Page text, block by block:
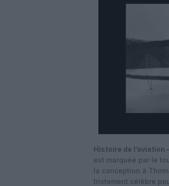
Histoire de l’aviation
est marquée par le
la conception à
tristement célèbre